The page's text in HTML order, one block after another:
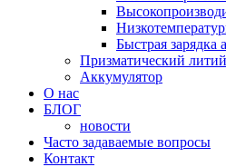
Быстрая зарядка
Призматический
Аккумулятор
О нас
БЛОГ
новости
Часто задаваемые вопросы
Контакт